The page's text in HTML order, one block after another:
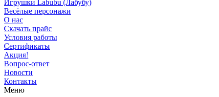
Игрушки Labubu (Лабубу)
Весёлые персонажи
О нас
Скачать прайс
Условия работы
Сертификаты
Акция!
Вопрос-ответ
Новости
Контакты
Меню